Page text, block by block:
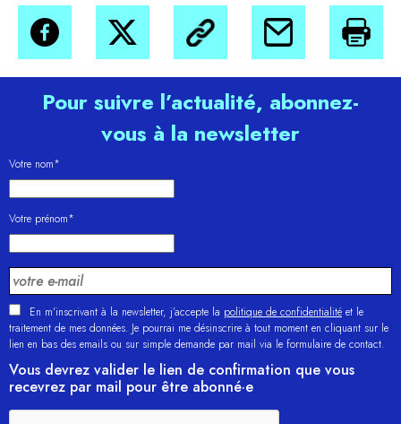
Pour suivre l’actualité, abonnez-
vous à la newsletter
Votre nom*
Votre prénom*
En m'inscrivant à la newsletter, j’accepte la politique de confidentialité et le
traitement de mes données. Je pourrai me désinscrire à tout moment en cliquant sur le
lien en bas des emails ou sur simple demande par mail via le formulaire de contact.
Vous devrez valider le lien de confirmation que vous
recevrez par mail pour être abonné·e